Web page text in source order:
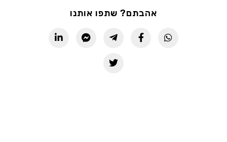
אהבתם? שתפו אותנו